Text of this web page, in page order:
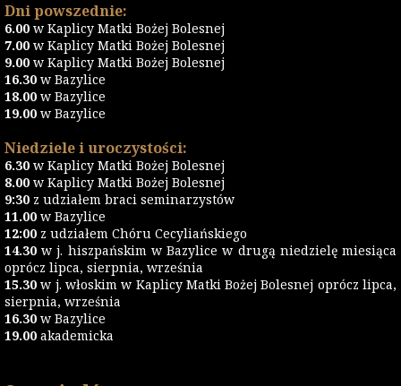
Dni powszednie:
6.00 w Kaplicy Matki Bożej Bolesnej
7.00 w Kaplicy Matki Bożej Bolesnej
9.00 w Kaplicy Matki Bożej Bolesnej
16.30 w Bazylice
18.00 w Bazylice
19.00 w Bazylice
Niedziele i uroczystości:
6.30 w Kaplicy Matki Bożej Bolesnej
8.00 w Kaplicy Matki Bożej Bolesnej
9:30 z udziałem braci seminarzystów
11.00 w Bazylice
12:00 z udziałem Chóru Cecyliańskiego
14.30 w j. hiszpańskim w Bazylice w drugą niedzielę miesiąca
oprócz lipca, sierpnia, września
15.30 w j. włoskim w Kaplicy Matki Bożej Bolesnej oprócz lipca,
sierpnia, września
16.30 w Bazylice
19.00 akademicka